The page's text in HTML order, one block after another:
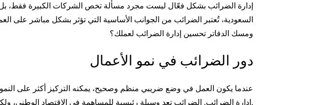
إدارة الضرائب بشكل فعّال ليست مجرد مسألة تخص الشركات الكبيرة فقط،
السعودية، تُعتبر الضرائب من الجوانب الأساسية التي تؤثر بشكل مباشر على
ومسك الدفاتر تحسين إدارة الضرائب لعملك؟
دور الضرائب في نمو الأعمال
عندما يكون العمل في وضع ضريبي منظم وصحيح، يمكنه التركيز أكثر على
إدارة الضرائب. الضرائب تعد وسيلة رئيسية للمساهمة في الاقتصاد الوطني، ولكن الشركات بحاجة إلى التعامل معها بحذر لتنظيم الحسابات والميزانية بشكل جيد.